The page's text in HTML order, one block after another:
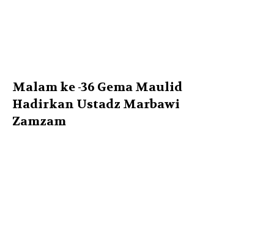
Malam ke -36 Gema Maulid
Hadirkan Ustadz Marbawi
Zamzam